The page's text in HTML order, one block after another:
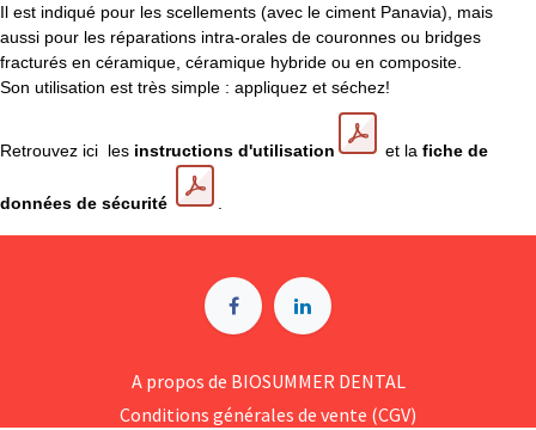
Il est indiqué pour les scellements (avec le ciment Panavia), mais
aussi pour les réparations intra-orales de couronnes ou bridges
fracturés en céramique, céramique hybride ou en composite.
Son utilisation est très simple : appliquez et séchez!
Retrouvez ici les instructions d'utilisation et la fiche de
données de sécurité
A p​ropos de BIOSUMMER DENTAL
Conditions générales d​e vente (CGV)